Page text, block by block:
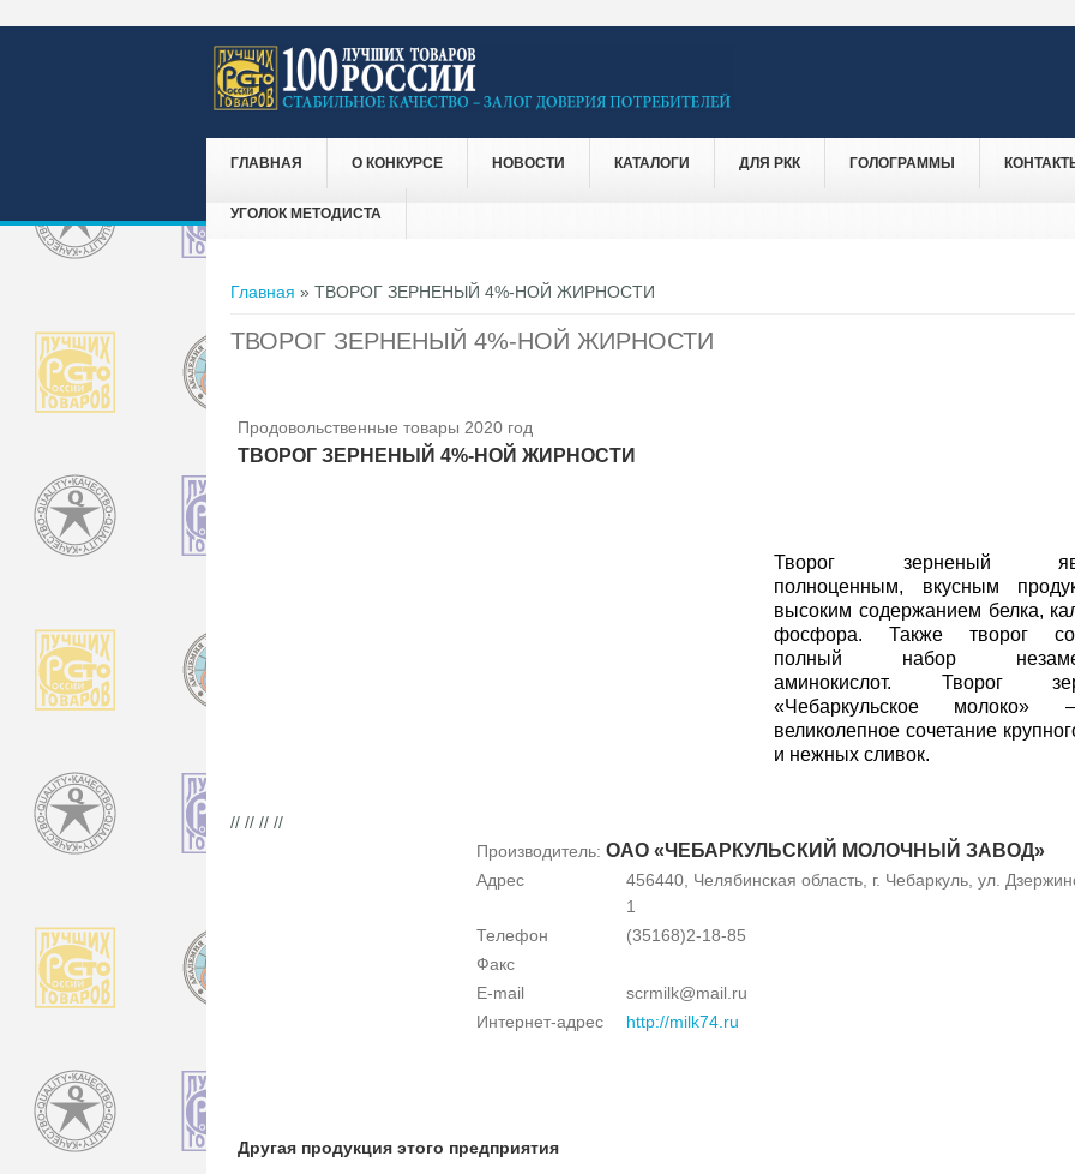
ГЛАВНАЯ О КОНКУРСЕ НОВОСТИ КАТАЛОГИ ДЛЯ РКК ГОЛОГРАММЫ
УГОЛОК МЕТОДИСТА
Вы здесь
Главная » ТВОРОГ ЗЕРНЕНЫЙ 4%-НОЙ ЖИРНОСТИ
ТВОРОГ ЗЕРНЕНЫЙ 4%-НОЙ ЖИРНОСТИ
Продовольственные товары 2020 год
ТВОРОГ ЗЕРНЕНЫЙ 4%-НОЙ ЖИРНОСТИ
Творог зерненый
полноценным, вкусным
высоким содержанием белка,
фосфора. Также творог
полный набор
аминокислот. Творог
«Чебаркульское
великолепное сочетание
и нежных сливок.
// // // //
Производитель: ОАО «ЧЕБАРКУЛЬСКИЙ МОЛОЧНЫЙ ЗАВОД»
Адрес
456440, Челябинская область, г. Чебаркуль, ул.
1
Телефон
(35168)2-18-85
Факс
E-mail
scrmilk@mail.ru
Интернет-адрес
http://milk74.ru
Другая продукция этого предприятия